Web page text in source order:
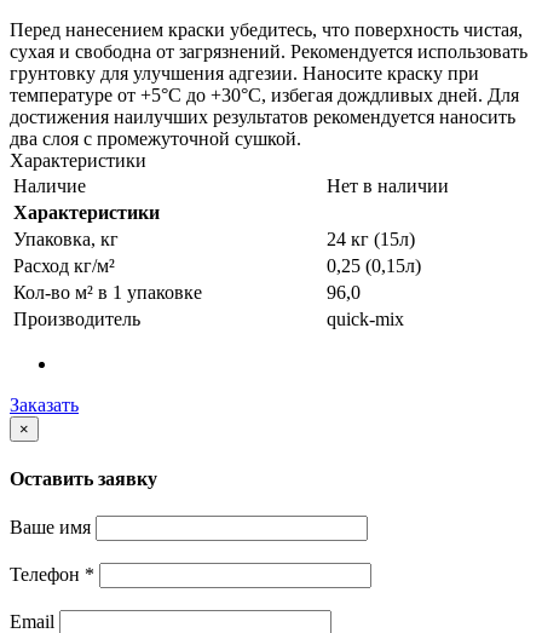
Перед нанесением краски убедитесь, что поверхность чистая,
сухая и свободна от загрязнений. Рекомендуется использовать
грунтовку для улучшения адгезии. Наносите краску при
температуре от +5°C до +30°C, избегая дождливых дней. Для
достижения наилучших результатов рекомендуется наносить
два слоя с промежуточной сушкой.
Характеристики
Наличие
Нет в наличии
Характеристики
Упаковка, кг
24 кг (15л)
Расход кг/м²
0,25 (0,15л)
Кол-во м² в 1 упаковке
96,0
Производитель
quick-mix
Заказать
×
Оставить заявку
Ваше имя
Телефон *
Email